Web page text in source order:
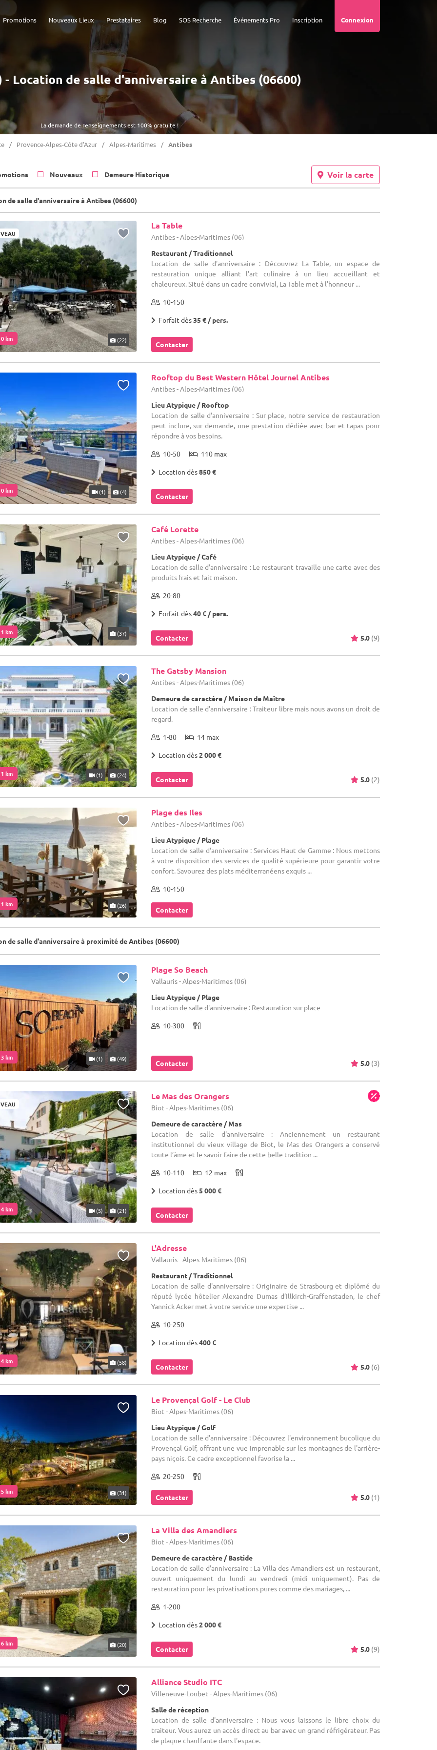
Connexion
Inscription
Événements Pro
SOS Recherche
Blog
Prestataires
Nouveaux Lieux
Promotions
La demande de renseignements est 100% gratuite !
Location de salle d'anniversaire à Antibes (06600)
Provence-Alpes-Côte d'Azur Alpes-Maritimes Antibes
Nouveaux Demeure Historique Voir la carte
de salle d'anniversaire à Antibes (06600)
km (22)
La Table
Antibes - Alpes-Maritimes (06)
Restaurant / Traditionnel
Location de salle d'anniversaire : Découvrez La Table, un espace de
restauration unique alliant l'art culinaire à un lieu accueillant et
chaleureux. Situé dans un cadre convivial, La Table met à l'honneur ...
10-150
Forfait dès35 € / pers.
Contacter
km (1) (4)
Rooftop du Best Western Hôtel Journel Antibes
Antibes - Alpes-Maritimes (06)
Lieu Atypique / Rooftop
Location de salle d'anniversaire : Sur place, notre service de restauration
peut inclure, sur demande, une prestation dédiée avec bar et tapas pour
répondre à vos besoins.
10-50 110 max
Location dès850 €
Contacter
km (37)
Café Lorette
Antibes - Alpes-Maritimes (06)
Lieu Atypique / Café
Location de salle d'anniversaire : Le restaurant travaille une carte avec des
produits frais et fait maison.
20-80
Forfait dès40 € / pers.
Contacter 5.0 (9)
km (1) (24)
The Gatsby Mansion
Antibes - Alpes-Maritimes (06)
Demeure de caractère / Maison de Maître
Location de salle d'anniversaire : Traiteur libre mais nous avons un droit de
regard.
1-80 14 max
Location dès2 000 €
Contacter 5.0 (2)
km (26)
Plage des Iles
Antibes - Alpes-Maritimes (06)
Lieu Atypique / Plage
Location de salle d'anniversaire : Services Haut de Gamme : Nous mettons
à votre disposition des services de qualité supérieure pour garantir votre
confort. Savourez des plats méditerranéens exquis ...
10-150
Contacter
de salle d'anniversaire à proximité de Antibes (06600)
km (1) (49)
Plage So Beach
Vallauris - Alpes-Maritimes (06)
Lieu Atypique / Plage
Location de salle d'anniversaire : Restauration sur place
10-300
Contacter 5.0 (3)
km (5) (21)
Le Mas des Orangers
Biot - Alpes-Maritimes (06)
Demeure de caractère / Mas
Location de salle d'anniversaire : Anciennement un restaurant
institutionnel du vieux village de Biot, le Mas des Orangers a conservé
toute l’âme et le savoir-faire de cette belle tradition ...
10-110 12 max
Location dès5 000 €
Contacter
km (58)
L'Adresse
Vallauris - Alpes-Maritimes (06)
Restaurant / Traditionnel
Location de salle d'anniversaire : Originaire de Strasbourg et diplômé du
réputé lycée hôtelier Alexandre Dumas d’Illkirch-Graffenstaden, le chef
Yannick Acker met à votre service une expertise ...
10-250
Location dès400 €
Contacter 5.0 (6)
km (31)
Le Provençal Golf - Le Club
Biot - Alpes-Maritimes (06)
Lieu Atypique / Golf
Location de salle d'anniversaire : Découvrez l'environnement bucolique du
Provençal Golf, offrant une vue imprenable sur les montagnes de l'arrière-
pays niçois. Ce cadre exceptionnel favorise la ...
20-250
Contacter 5.0 (1)
km (20)
La Villa des Amandiers
Biot - Alpes-Maritimes (06)
Demeure de caractère / Bastide
Location de salle d'anniversaire : La Villa des Amandiers est un restaurant,
ouvert uniquement du lundi au vendredi (midi uniquement). Pas de
restauration pour les privatisations pures comme des mariages, ...
1-200
Location dès2 000 €
Contacter 5.0 (9)
Alliance Studio ITC
Villeneuve-Loubet - Alpes-Maritimes (06)
Salle de réception
Location de salle d'anniversaire : Nous vous laissons le libre choix du
traiteur. Vous aurez un accès direct au bar avec un grand réfrigérateur. Pas
de plaque chauffante dans l'espace.